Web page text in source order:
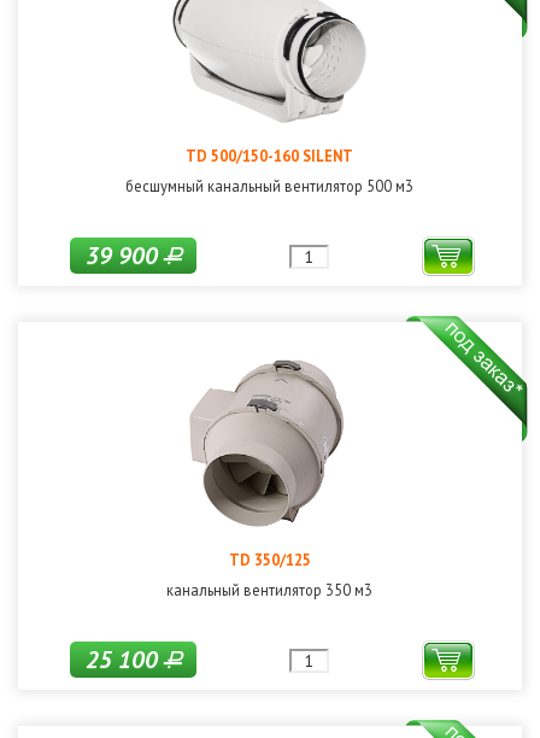
TD 500/150-160 SILENT
бесшумный канальный вентилятор 500 м3
39 900Р
TD 350/125
канальный вентилятор 350 м3
25 100Р